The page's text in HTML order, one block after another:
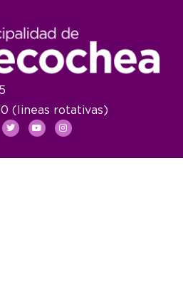
(lineas rotativas)